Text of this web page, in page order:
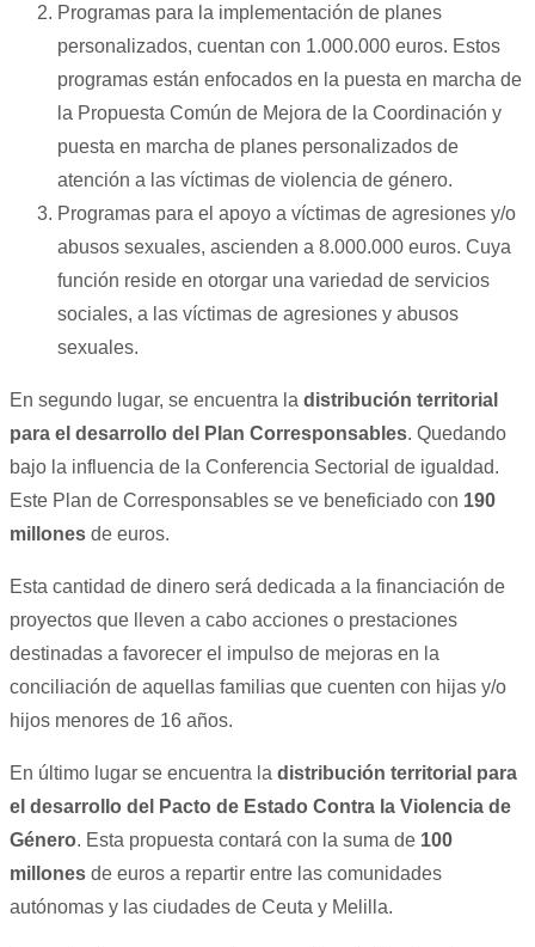
Programas para la implementación de planes
personalizados, cuentan con 1.000.000 euros. Estos
programas están enfocados en la puesta en marcha de
la Propuesta Común de Mejora de la Coordinación y
puesta en marcha de planes personalizados de
atención a las víctimas de violencia de género.
Programas para el apoyo a víctimas de agresiones y/o
abusos sexuales, ascienden a 8.000.000 euros. Cuya
función reside en otorgar una variedad de servicios
sociales, a las víctimas de agresiones y abusos
sexuales.
En segundo lugar, se encuentra la distribución territorial
para el desarrollo del Plan Corresponsables. Quedando
bajo la influencia de la Conferencia Sectorial de igualdad.
Este Plan de Corresponsables se ve beneficiado con 190
millones de euros.
Esta cantidad de dinero será dedicada a la financiación de
proyectos que lleven a cabo acciones o prestaciones
destinadas a favorecer el impulso de mejoras en la
conciliación de aquellas familias que cuenten con hijas y/o
hijos menores de 16 años.
En último lugar se encuentra la distribución territorial para
el desarrollo del Pacto de Estado Contra la Violencia de
Género. Esta propuesta contará con la suma de 100
millones de euros a repartir entre las comunidades
autónomas y las ciudades de Ceuta y Melilla.